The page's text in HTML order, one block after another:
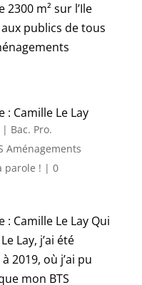
m² sur l’Ile
publics de tous
: Camille Le Lay
| Bac. Pro.
Aménagements
parole ! | 0
: Camille Le Lay Qui
Lay, j’ai été
2019, où j’ai pu
mon BTS